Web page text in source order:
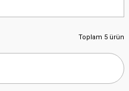
Toplam 5 ürün